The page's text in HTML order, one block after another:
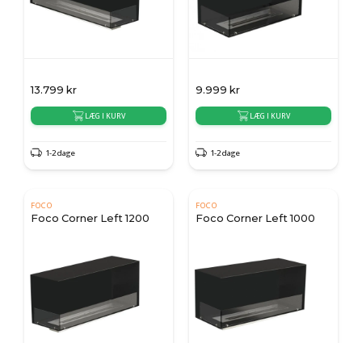
13.799 kr
LÆG I KURV
1-2 dage
9.999 kr
LÆG I KURV
1-2 dage
FOCO
Foco Corner Left 1200
FOCO
Foco Corner Left 1000